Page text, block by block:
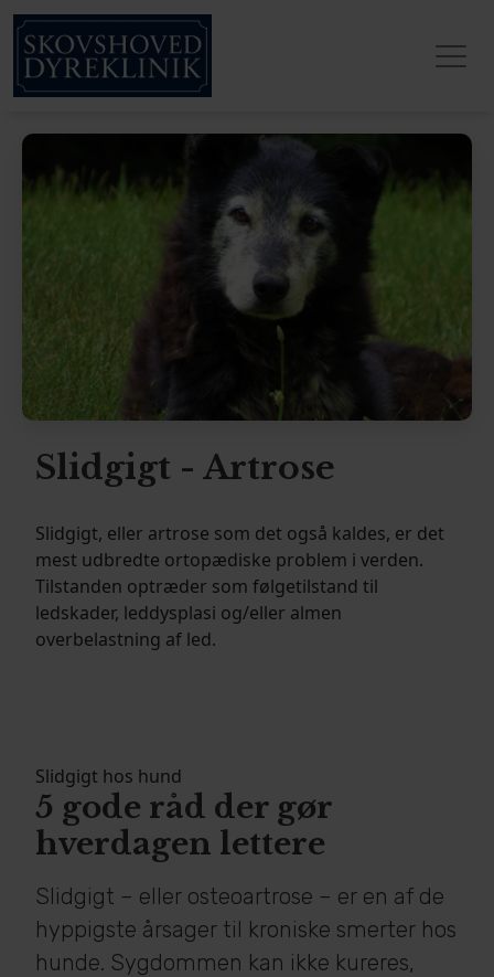
Slidgigt - Artrose
Slidgigt, eller artrose som det også kaldes, er det
mest udbredte ortopædiske problem i verden.
Tilstanden optræder som følgetilstand til
ledskader, leddysplasi og/eller almen
overbelastning af led.
Slidgigt hos hund
5 gode råd der gør
hverdagen lettere
Slidgigt – eller osteoartrose – er en af de
hyppigste årsager til kroniske smerter hos
hunde. Sygdommen kan ikke kureres,